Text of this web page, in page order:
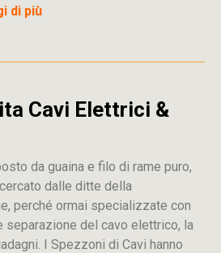
di più
Cavi Elettrici &
da guaina e filo di rame puro,
dalle ditte della
perché ormai specializzate con
separazione del cavo elettrico, la
I Spezzoni di Cavi hanno